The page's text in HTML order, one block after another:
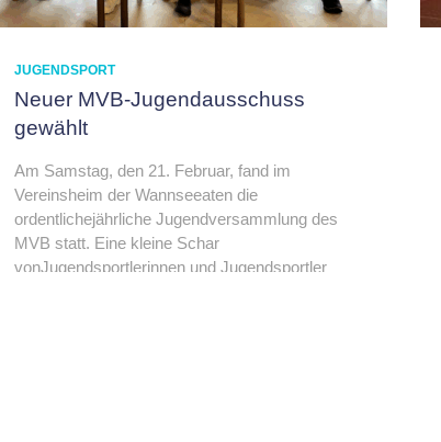
JUGENDSPORT
Neuer MVB-Jugendausschuss
gewählt
Am Samstag, den 21. Februar, fand im
Vereinsheim der Wannseeaten die
ordentlichejährliche Jugendversammlung des
MVB statt. Eine kleine Schar
vonJugendsportlerinnen und Jugendsportler